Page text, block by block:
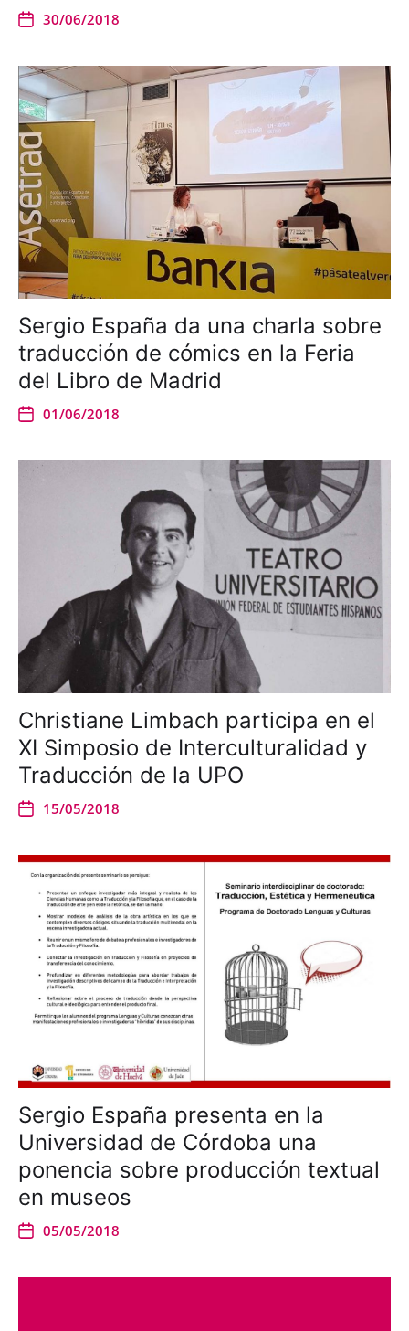
30/06/2018
Sergio España da una charla sobre
traducción de cómics en la Feria
del Libro de Madrid
01/06/2018
Christiane Limbach participa en el
XI Simposio de Interculturalidad y
Traducción de la UPO
15/05/2018
Sergio España presenta en la
Universidad de Córdoba una
ponencia sobre producción textual
en museos
05/05/2018